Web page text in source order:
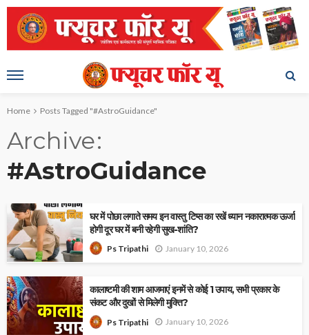
Home Posts Tagged "#AstroGuidance"
Archive
#AstroGuidance
घर में पोछा लगाते समय इन वास्तु टिप्स का रखें ध्यान नकारात्मक ऊर्जा
होगी दूर घर में बनी रहेगी सुख-शांति?
Ps Tripathi January 10, 2026
कालाष्टमी की शाम आजमाएं इनमें से कोई 1 उपाय, सभी प्रकार के
संकट और दुखों से मिलेगी मुक्ति?
Ps Tripathi January 10, 2026